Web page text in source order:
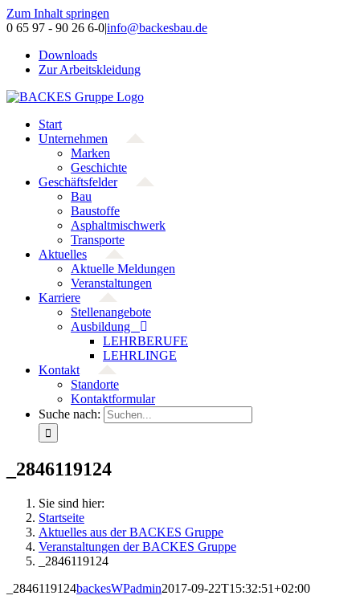
Zum Inhalt springen
0 65 97 - 90 26 6-0|info@backesbau.de
Downloads
Zur Arbeitskleidung
Start
Unternehmen
Marken
Geschichte
Geschäftsfelder
Bau
Baustoffe
Asphaltmischwerk
Transporte
Aktuelles
Aktuelle Meldungen
Veranstaltungen
Karriere
Stellenangebote
Ausbildung
LEHRBERUFE
LEHRLINGE
Kontakt
Standorte
Kontaktformular
Suche nach:
_2846119124
Sie sind hier:
Startseite
Aktuelles aus der BACKES Gruppe
Veranstaltungen der BACKES Gruppe
_2846119124
_2846119124backesWPadmin2017-09-22T15:32:51+02:00